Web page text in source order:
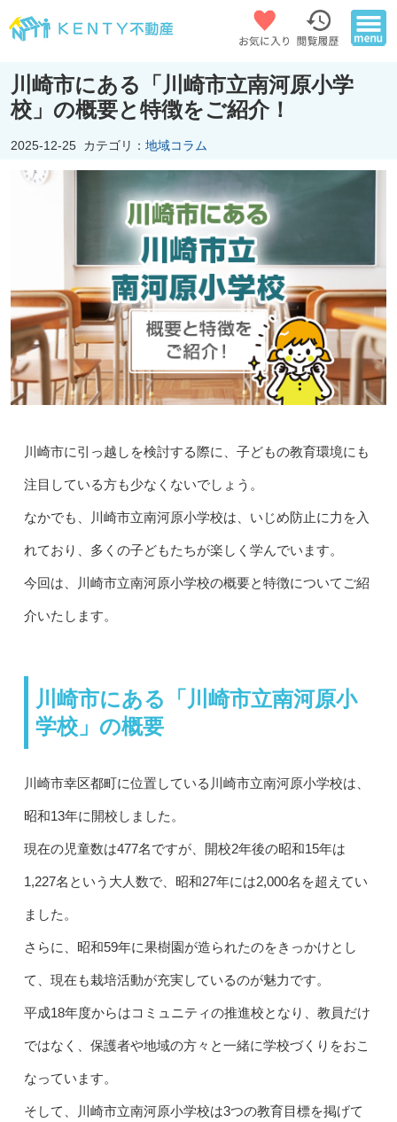
川崎市にある「川崎市立南河原小学
校」の概要と特徴をご紹介！
2025-12-25 カテゴリ： 地域コラム
川崎市に引っ越しを検討する際に、子どもの教育環境にも
注目している方も少なくないでしょう。
なかでも、川崎市立南河原小学校は、いじめ防止に力を入
れており、多くの子どもたちが楽しく学んでいます。
今回は、川崎市立南河原小学校の概要と特徴についてご紹
介いたします。
川崎市にある「川崎市立南河原小
学校」の概要
川崎市幸区都町に位置している川崎市立南河原小学校は、
昭和13年に開校しました。
現在の児童数は477名ですが、開校2年後の昭和15年は
1,227名という大人数で、昭和27年には2,000名を超えてい
ました。
さらに、昭和59年に果樹園が造られたのをきっかけとし
て、現在も栽培活動が充実しているのが魅力です。
平成18年度からはコミュニティの推進校となり、教員だけ
ではなく、保護者や地域の方々と一緒に学校づくりをおこ
なっています。
そして、川崎市立南河原小学校は3つの教育目標を掲げて